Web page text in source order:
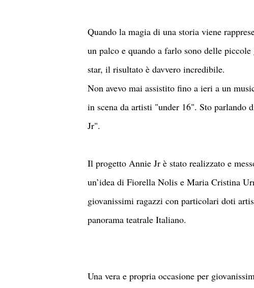
Quando la magia di una storia viene
un palco e quando a farlo sono delle piccole
star, il risultato è davvero incredibile.
Non avevo mai assistito fino a ieri a un
in scena da artisti "under 16". Sto parlando
Jr".
Il progetto Annie Jr è stato realizzato e
un’idea di Fiorella Nolis e Maria Cristina
giovanissimi ragazzi con particolari doti
panorama teatrale Italiano.
Una vera e propria occasione per